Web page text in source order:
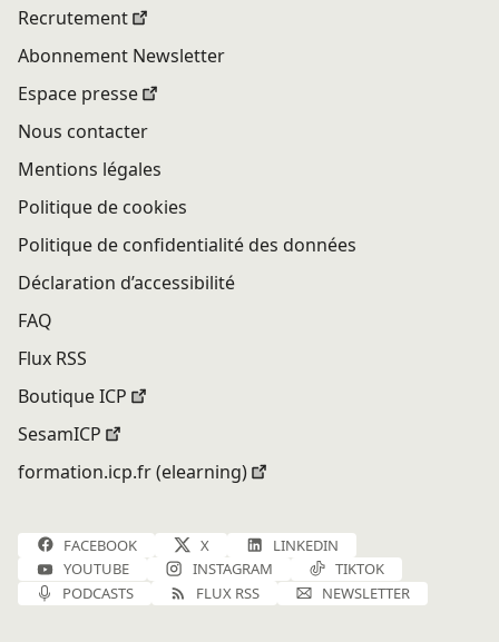
Recrutement
Abonnement Newsletter
Espace presse
Nous contacter
Mentions légales
Politique de cookies
Politique de confidentialité des données
Déclaration d’accessibilité
FAQ
Flux RSS
Boutique ICP
SesamICP
formation.icp.fr (elearning)
FACEBOOK X
LINKEDIN
YOUTUBE
INSTAGRAM
TIKTOK
PODCASTS
FLUX RSS NEWSLETTER